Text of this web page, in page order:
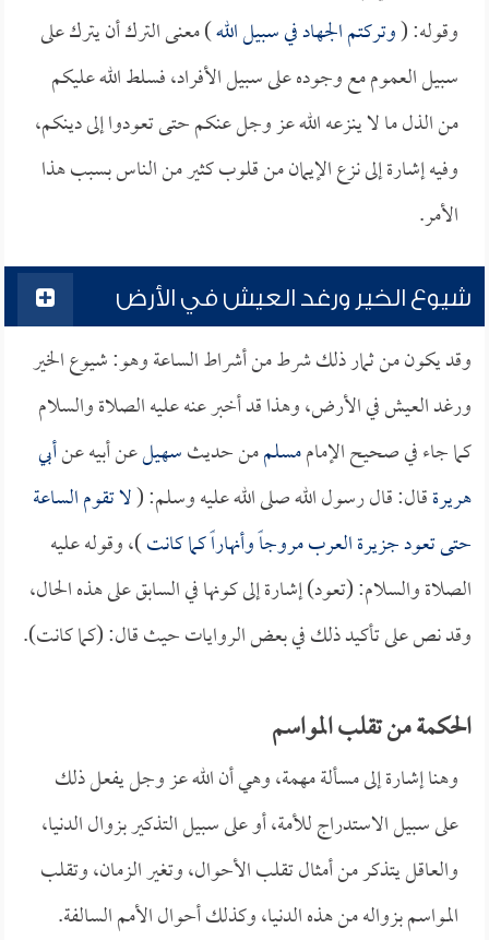
وقوله: (وتركتم الجهاد في سبيل الله) معنى الترك أن يترك على
سبيل العموم مع وجوده على سبيل الأفراد، فسلط الله عليكم
من الذل ما لا ينزعه الله عز وجل عنكم حتى تعودوا إلى دينكم،
وفيه إشارة إلى نزع الإيمان من قلوب كثير من الناس بسبب هذا
الأمر.
شيوع الخير ورغد العيش في الأرض
وقد يكون من ثمار ذلك شرط من أشراط الساعة وهو: شيوع الخير
ورغد العيش في الأرض، وهذا قد أخبر عنه عليه الصلاة والسلام
كما جاء في صحيح الإماممسلممن حديثسهيلعن أبيه عنأبي
هريرةقال: قال رسول الله صلى الله عليه وسلم: (لا تقوم الساعة
حتى تعود جزيرة العرب مروجاً وأنهاراً كما كانت)، وقوله عليه
الصلاة والسلام: (تعود) إشارة إلى كونها في السابق على هذه الحال،
وقد نص على تأكيد ذلك في بعض الروايات حيث قال: (كما كانت).
الحكمة من تقلب المواسم
وهنا إشارة إلى مسألة مهمة، وهي أن الله عز وجل يفعل ذلك
على سبيل الاستدراج للأمة، أو على سبيل التذكير بزوال الدنيا،
والعاقل يتذكر من أمثال تقلب الأحوال، وتغير الزمان، وتقلب
المواسم بزواله من هذه الدنيا، وكذلك أحوال الأمم السالفة.